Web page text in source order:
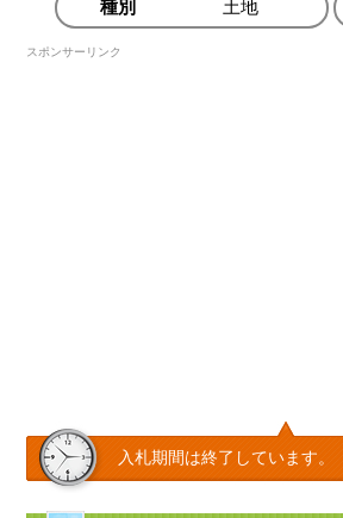
種別 土地
スポンサーリンク
入札期間は終了しています。